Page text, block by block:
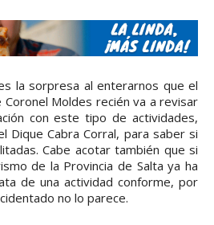
la sorpresa al enterarnos que el
Moldes recién va a revisar
con este tipo de actividades,
Dique Cabra Corral, para saber si
Cabe acotar también que si
de la Provincia de Salta ya ha
de una actividad conforme, por
no lo parece.